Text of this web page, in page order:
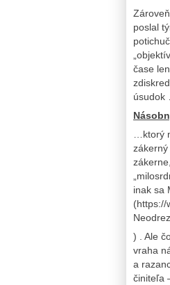
poslal
čase
úsudok
…ktorý
inak sa
(https://
) . Ale
vraha
a
činiteľa